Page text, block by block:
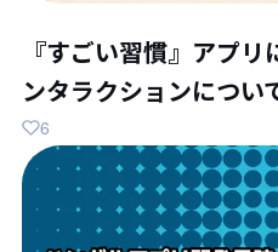
『すごい習慣』アプ
ンタラクションについ
6